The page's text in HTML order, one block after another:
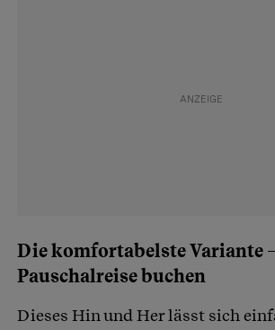
Die komfortabelste Variante
Pauschalreise buchen
Dieses Hin und Her lässt sich